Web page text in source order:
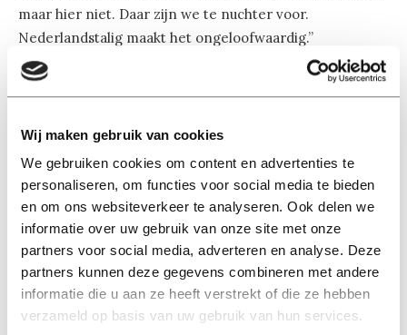
Wij maken gebruik van cookies
We gebruiken cookies om content en advertenties te
personaliseren, om functies voor social media te bieden
en om ons websiteverkeer te analyseren. Ook delen we
informatie over uw gebruik van onze site met onze
partners voor social media, adverteren en analyse. Deze
partners kunnen deze gegevens combineren met andere
informatie die u aan ze heeft verstrekt of die ze hebben
verzameld op basis van uw gebruik van hun services.
maar hier niet. Daar zijn we te nuchter voor.
Nederlandstalig maakt het ongeloofwaardig.”
De film werd een succes met staande ovatie bij de
“Dogs is niet voor iedereen. Het is naar en gewelddadig.
Er waren mensen die het zó vervelend vonden en aan
de andere kant ontzettend goed.” Volgens Sean ligt dat
aan het hoge dreigingsgehalte. “We hebben er altijd wat
inzitten waardoor je je ongemakkelijk gaat voelen.”